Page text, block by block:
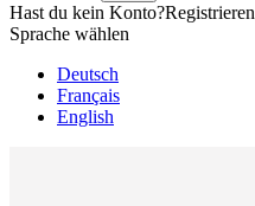
Hast du kein Konto?Registrieren
Sprache wählen
Deutsch
Français
English